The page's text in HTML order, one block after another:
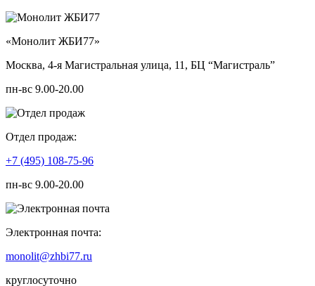
«Монолит ЖБИ77»
Москва, 4-я Магистральная улица, 11, ​БЦ “Магистраль”
пн-вс 9.00-20.00
Отдел продаж:
+7 (495) 108-75-96
пн-вс 9.00-20.00
Электронная почта:
monolit@zhbi77.ru
круглосуточно